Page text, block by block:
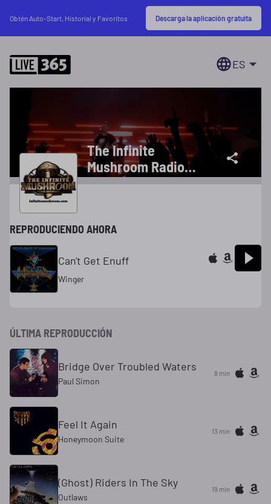
Obtén Auto-Start, Historial y Favoritos Descarga la aplicación gratuita
ES
The Infinite
Mushroom Radio
Network
REPRODUCIENDO AHORA
Can't Get Enuff
Winger
ÚLTIMA REPRODUCCIÓN
Bridge Over Troubled Waters
Paul Simon
8 min
Feel It Again
Honeymoon Suite
13 min
(Ghost) Riders In The Sky
Outlaws
19 min